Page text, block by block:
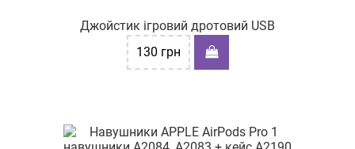
Джойстик ігровий дротовий USB
130 грн